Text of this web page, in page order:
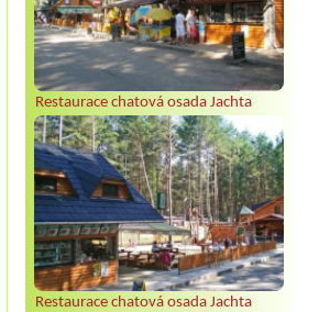
Restaurace chatová osada Jachta
Restaurace chatová osada Jachta